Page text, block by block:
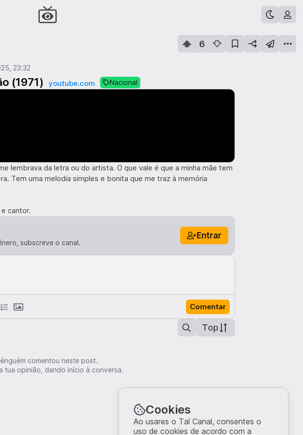
6
23:32
(1971) youtube.com Nacional
lembrava da letra ou do artista. O que vale é que a minha mãe tem
Tem uma melodia simples e bonita que me traz à memória
cantor.
subscreve o canal.
Entrar
Comentar
Top
comentou neste post.
tua opinião, dando início à conversa.
Cookies
Ao usares o Tal Canal, consentes o
uso de cookies de acordo com a